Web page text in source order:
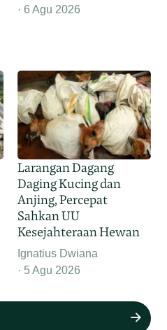
6 Agu 2026
Larangan Dagang
Daging Kucing dan
Anjing, Percepat
Sahkan UU
Kesejahteraan Hewan
Ignatius Dwiana
5 Agu 2026